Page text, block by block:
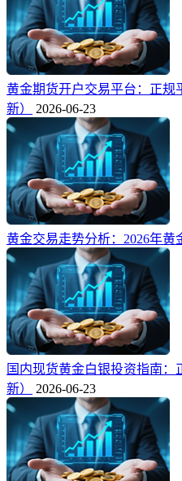
黄金期货开户交易平台：正规
新）
2026-06-23
黄金交易走势分析：2026年黄
国内现货黄金白银投资指南：
新）
2026-06-23